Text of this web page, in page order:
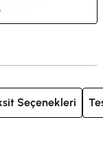
Seçenekleri